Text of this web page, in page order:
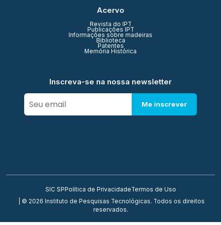
Acervo
Revista do IPT
Publicações IPT
Informações sobre madeiras
Biblioteca
Patentes
Memória Histórica
Inscreva-se na nossa newsletter
Me inscrever
SIC SP Política de PrivacidadeTermos de Uso
| © 2026 Instituto de Pesquisas Tecnológicas. Todos os direitos
reservados.